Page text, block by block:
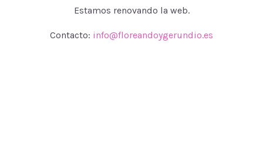
Estamos renovando la web.
Contacto: info@floreandoygerundio.es